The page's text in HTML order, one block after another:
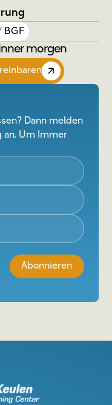
BGF
morgen
Dann melden
an. Um Immer